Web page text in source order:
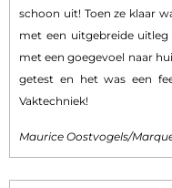
schoon uit! Toen ze klaar
met een uitgebreide
met een goegevoel naar
getest en het was een
Vaktechniek!
Maurice Oostvogels/